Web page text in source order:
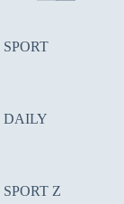
DAILY
Z